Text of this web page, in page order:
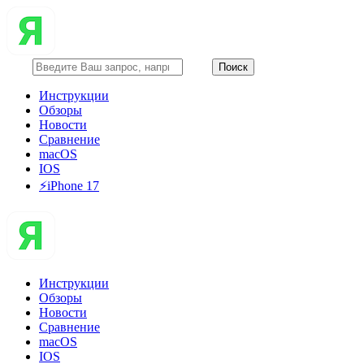
Инструкции
Обзоры
Новости
Сравнение
macOS
IOS
⚡️iPhone 17
Инструкции
Обзоры
Новости
Сравнение
macOS
IOS